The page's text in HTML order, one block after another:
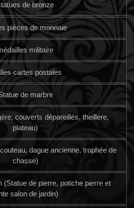
de bronze
pièces de monnaie
militaire
cartes postales
de marbre
couverts dépareillés, theillere,
plateau)
dague ancienne, trophée de
chasse)
(Statue de pierre, potiche pierre et
salon de jardin)